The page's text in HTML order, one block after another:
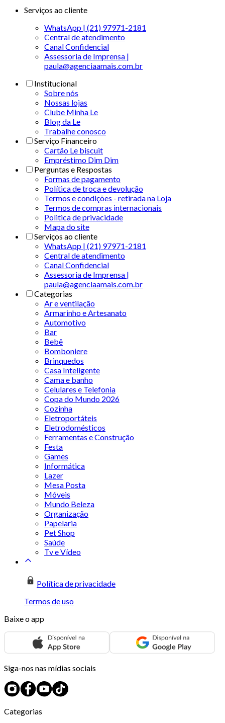
Serviços ao cliente
WhatsApp | (21) 97971-2181
Central de atendimento
Canal Confidencial
Assessoria de Imprensa |
paula@agenciaamais.com.br
Institucional
Sobre nós
Nossas lojas
Clube Minha Le
Blog da Le
Trabalhe conosco
Serviço Financeiro
Cartão Le biscuit
Empréstimo Dim Dim
Perguntas e Respostas
Formas de pagamento
Política de troca e devolução
Termos e condições - retirada na Loja
Termos de compras internacionais
Politica de privacidade
Mapa do site
Serviços ao cliente
WhatsApp | (21) 97971-2181
Central de atendimento
Canal Confidencial
Assessoria de Imprensa |
paula@agenciaamais.com.br
Categorias
Ar e ventilação
Armarinho e Artesanato
Automotivo
Bar
Bebê
Bomboniere
Brinquedos
Casa Inteligente
Cama e banho
Celulares e Telefonia
Copa do Mundo 2026
Cozinha
Eletroportáteis
Eletrodomésticos
Ferramentas e Construção
Festa
Games
Informática
Lazer
Mesa Posta
Móveis
Mundo Beleza
Organização
Papelaria
Pet Shop
Saúde
Tv e Vídeo
Política de privacidade
Termos de uso
Baixe o app
Siga-nos nas mídias sociais
Categorias